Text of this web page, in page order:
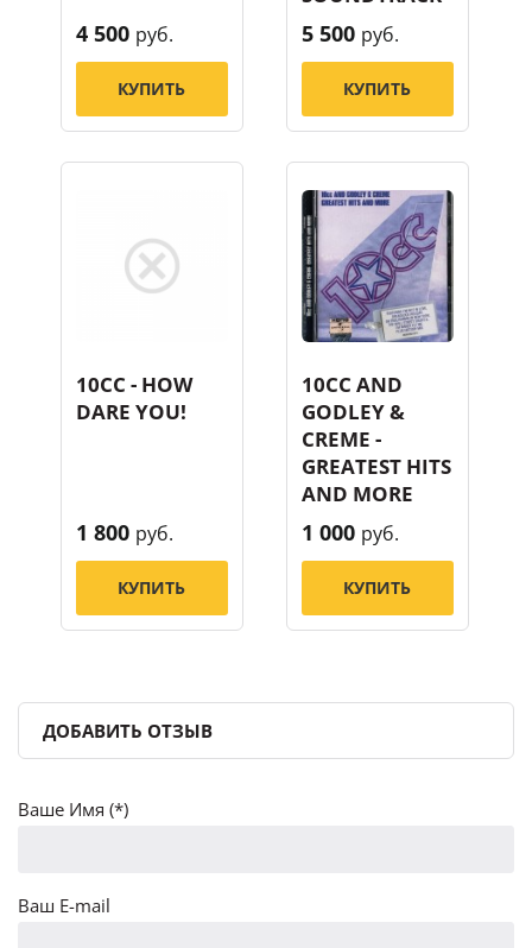
4 500 руб.
КУПИТЬ
5 500 руб.
КУПИТЬ
10CC - HOW
DARE YOU!
1 800 руб.
КУПИТЬ
10CC AND
GODLEY &
CREME -
GREATEST HITS
AND MORE
1 000 руб.
КУПИТЬ
ДОБАВИТЬ ОТЗЫВ
Ваше Имя (*)
Ваш E-mail